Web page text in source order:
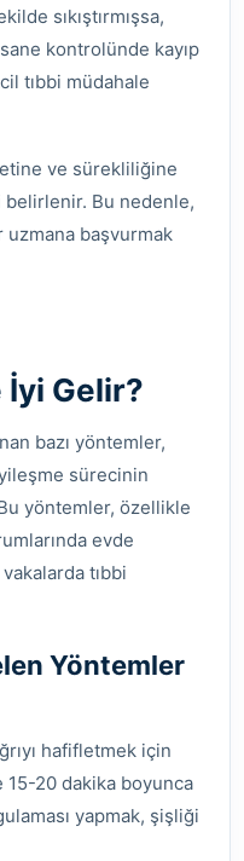
sıkıştırmışsa,
kontrolünde kayıp
tıbbi müdahale
ve sürekliliğine
belirlenir. Bu nedenle,
başvurmak
İyi Gelir?
bazı yöntemler,
sürecinin
Bu yöntemler, özellikle
evde
tıbbi
Yöntemler
hafifletmek için
20 dakika boyunca
yapmak, şişliği